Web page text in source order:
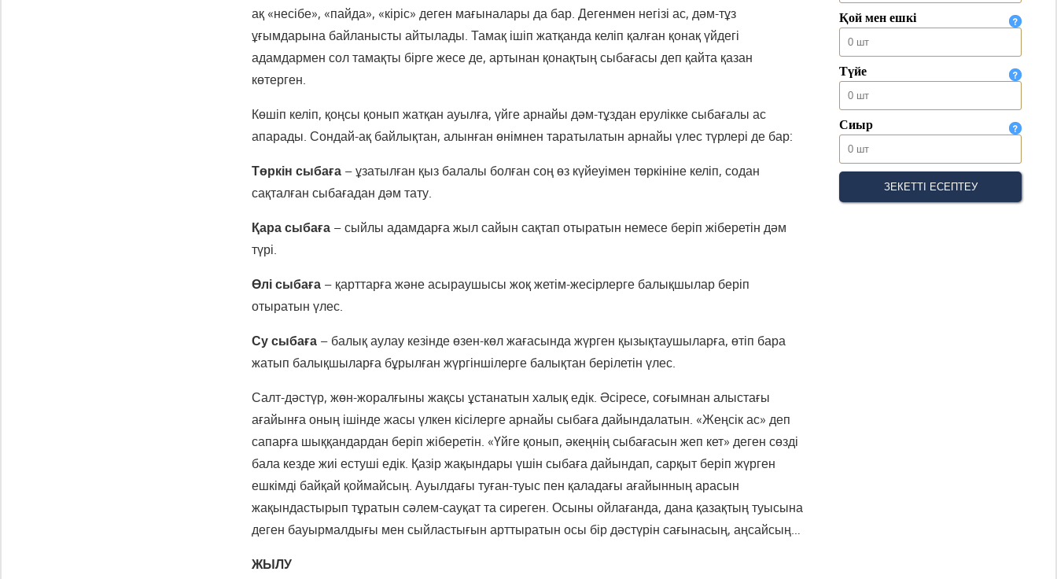
ақ «несібе», «пайда», «кіріс» деген мағыналары да бар. Дегенмен негізі ас, дәм-тұз
ұғымдарына байланысты айтылады. Тамақ ішіп жатқанда келіп қалған қонақ үйдегі
адамдармен сол тамақты бірге жесе де, артынан қонақтың сыбағасы деп қайта қазан
көтерген.
Көшіп келіп, қоңсы қонып жатқан ауылға, үйге арнайы дәм-тұздан ерулікке сыбағалы ас
апарады. Сондай-ақ байлықтан, алынған өнімнен таратылатын арнайы үлес түрлері де бар:
Төркін сыбаға – ұзатылған қыз балалы болған соң өз күйеуімен төркініне келіп, содан
сақталған сыбағадан дәм тату.
Қара сыбаға – сыйлы адамдарға жыл сайын сақтап отыратын немесе беріп жіберетін дәм
түрі.
Өлі сыбаға – қарттарға және асыраушысы жоқ жетім-жесірлерге балықшылар беріп
отыратын үлес.
Су сыбаға – балық аулау кезінде өзен-көл жағасында жүрген қызықтаушыларға, өтіп бара
жатып балықшыларға бұрылған жүргіншілерге балықтан берілетін үлес.
Салт-дәстүр, жөн-жоралғыны жақсы ұстанатын халық едік. Әсіресе, соғымнан алыстағы
ағайынға оның ішінде жасы үлкен кісілерге арнайы сыбаға дайындалатын. «Жеңсік ас» деп
сапарға шыққандардан беріп жіберетін. «Үйге қонып, әкеңнің сыбағасын жеп кет» деген сөзді
бала кезде жиі естуші едік. Қазір жақындары үшін сыбаға дайындап, сарқыт беріп жүрген
ешкімді байқай қоймайсың. Ауылдағы туған-туыс пен қаладағы ағайынның арасын
жақындастырып тұратын сәлем-сауқат та сиреген. Осыны ойлағанда, дана қазақтың туысына
деген бауырмалдығы мен сыйластығын арттыратын осы бір дәстүрін сағынасың, аңсайсың…
ЖЫЛУ